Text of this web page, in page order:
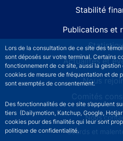
Lors de la consultation de ce site des
sont déposés sur votre terminal. Certains
fonctionnement de ce site, aussi la
cookies de mesure de fréquentation et de
sont exemptés de consentement.
Des fonctionnalités de ce site s’appuient
tiers (Dailymotion, Katchup, Google,
cookies pour des finalités qui leur sont
politique de confidentialité.
Stabilité
Publications et
Actualités et
Nous
Comités
Footer secondary menu
Nous
Sourds et